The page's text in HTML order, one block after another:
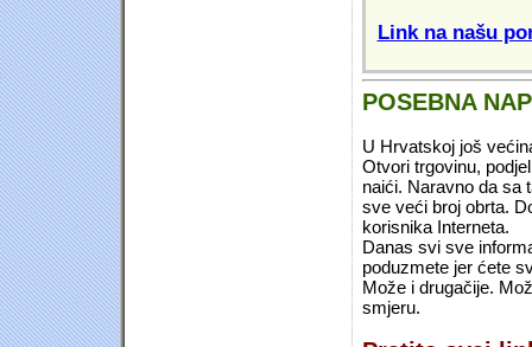
Link na našu
POSEBNA
U Hrvatskoj još
Otvori trgovinu,
naići. Naravno da sa
sve veći broj obrta.
korisnika Interneta.
Danas svi sve
poduzmete jer ćete
Može i drugačije.
smjeru.